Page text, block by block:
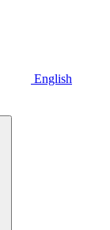
English